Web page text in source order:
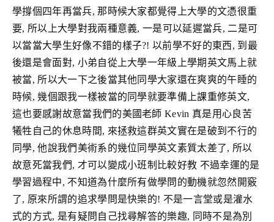
學撐個四年再當兵, 那時候大家都覺得上大學的文憑很重
要, 所以上大學對我兩種意義, 一是可以延遲當兵, 二是可
以當當大學生好像不錯的樣子?! 以前學不好的東西, 到最
後還是會面對, 小弟自從上大學一年級上學期英文馬上就
被當, 所以大一下之後當其他同學大家還在爽爽的午睡的
時候, 幾個跟我一樣被當的同學就要準備上課重修英文,
這也要感謝故意當我們的美國老師 Kevin 真是用心良苦
犧牲自己的休息時間, 來拯救這群英文實在是破到不行的
同學, 他說我們美術系的幾位同學英文素質太差了, 所以
故意死當我們, 才可以變成小班制比較好教 不過幸運的是
學習過程中, 不知道為什麼所有做學問的動機就忽然開竅
了, 原來所謂的追求學問是快樂的! 不是一言堂或是灌水
式的方式, 是有疑問自己找尋解答的樂趣, 同時不是為別